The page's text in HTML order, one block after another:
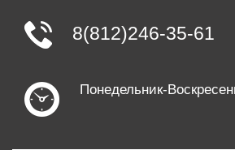
8(812)246-35-61
Понедельник-